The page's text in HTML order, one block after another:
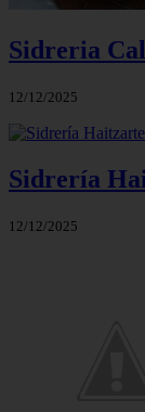
Sidreria
12/12/2025
Sidrería
12/12/2025